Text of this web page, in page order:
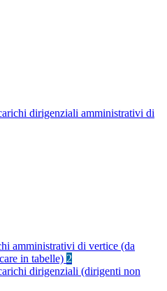
dirigenziali amministrativi di
amministrativi di vertice (da
in tabelle) 2
dirigenziali (dirigenti non